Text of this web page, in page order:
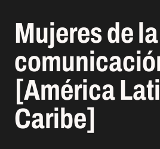
Mujeres de la
[América
Caribe]